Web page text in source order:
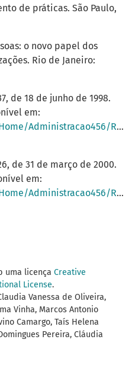
de práticas. São Paulo,
o novo papel dos
Rio de Janeiro:
de 18 de junho de 1998.
em:
RH/res_unesp_37_1998.pdf
de 31 de março de 2000.
em:
RH/res_unesp_26_2000.pdf
uma licença Creative
License.
Vanessa de Oliveira,
Vinha, Marcos Antonio
Camargo, Taís Helena
Pereira, Cláudia